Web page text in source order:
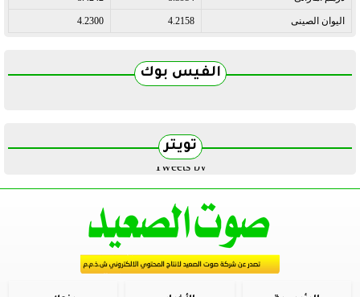
اليوان الصينى 4.2158
4.2300
الفيس بوك
تويتر
Tweets by